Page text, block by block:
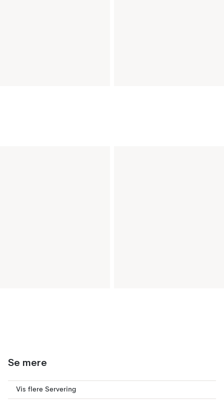
Se mere
Vis flere Servering